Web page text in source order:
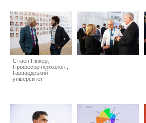
Стівен Пінкер,
Професор психології,
Гарвардський
університет